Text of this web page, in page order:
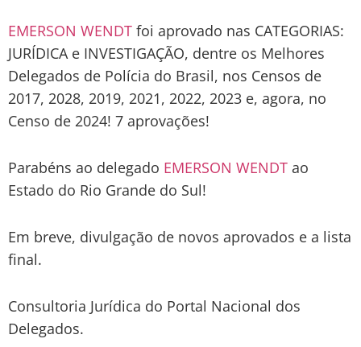
EMERSON WENDT foi aprovado nas CATEGORIAS:
JURÍDICA e INVESTIGAÇÃO, dentre os Melhores
Delegados de Polícia do Brasil, nos Censos de
2017, 2028, 2019, 2021, 2022, 2023 e, agora, no
Censo de 2024! 7 aprovações!
Parabéns ao delegado EMERSON WENDT ao
Estado do Rio Grande do Sul!
Em breve, divulgação de novos aprovados e a lista
final.
Consultoria Jurídica do Portal Nacional dos
Delegados.